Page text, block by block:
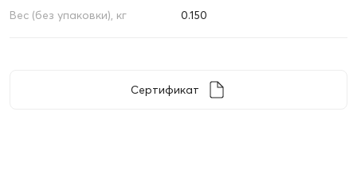
Вес (без упаковки), кг
0.150
Сертификат